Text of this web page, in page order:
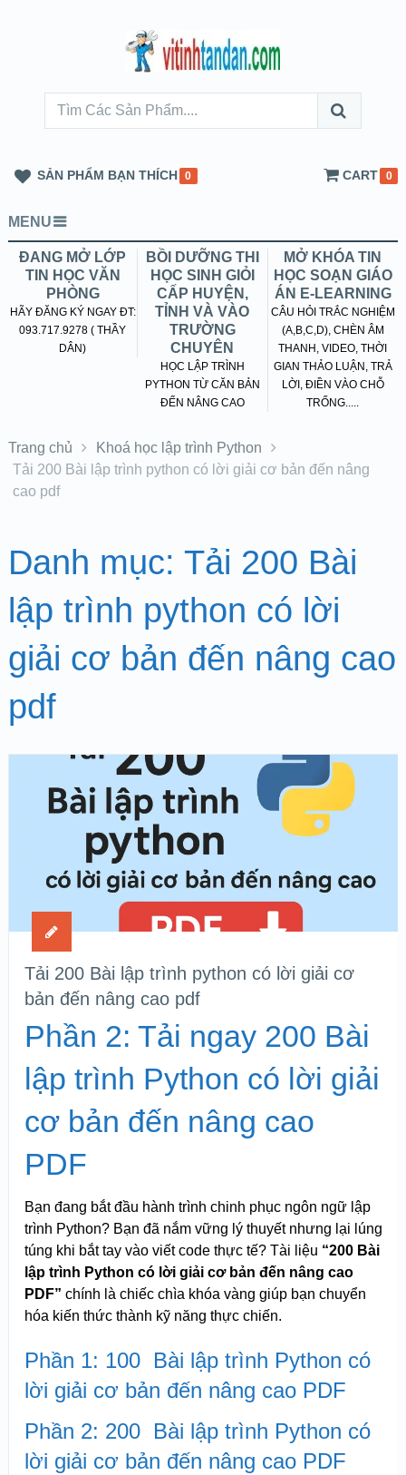
SẢN PHẨM BẠN THÍCH 0 CART 0
MENU
ĐANG MỞ LỚP
TIN HỌC VĂN
PHÒNG
HÃY ĐĂNG KÝ NGAY ĐT:
093.717.9278 ( THẦY
DÂN)
BỒI DƯỠNG THI
HỌC SINH GIỎI
CẤP HUYỆN,
TỈNH VÀ VÀO
TRƯỜNG
CHUYÊN
HỌC LẬP TRÌNH
PYTHON TỪ CĂN BẢN
ĐẾN NÂNG CAO
MỞ KHÓA TIN
HỌC SOẠN GIÁO
ÁN E-LEARNING
CÂU HỎI TRẮC NGHIỆM
(A,B,C,D), CHÈN ÂM
THANH, VIDEO, THỜI
GIAN THẢO LUẬN, TRẢ
LỜI, ĐIỀN VÀO CHỖ
TRỐNG.....
Trang chủ
Khoá học lập trình Python
Tải 200 Bài lập trình python có lời giải cơ bản đến nâng
cao pdf
Danh mục: Tải 200 Bài
lập trình python có lời
giải cơ bản đến nâng cao
pdf
Tải 200 Bài lập trình python có lời giải cơ
bản đến nâng cao pdf
Phần 2: Tải ngay 200 Bài
lập trình Python có lời giải
cơ bản đến nâng cao
PDF
Bạn đang bắt đầu hành trình chinh phục ngôn ngữ lập
trình Python? Bạn đã nắm vững lý thuyết nhưng lại lúng
túng khi bắt tay vào viết code thực tế? Tài liệu “200 Bài
lập trình Python có lời giải cơ bản đến nâng cao
PDF” chính là chiếc chìa khóa vàng giúp bạn chuyển
hóa kiến thức thành kỹ năng thực chiến.
Phần 1: 100 Bài lập trình Python có
lời giải cơ bản đến nâng cao PDF
Phần 2: 200 Bài lập trình Python có
lời giải cơ bản đến nâng cao PDF